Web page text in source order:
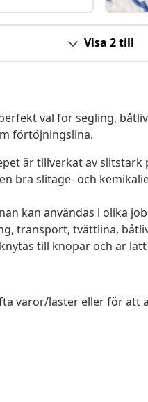
Visa 2 till
val för segling,
förtöjningslina.
är tillverkat av
bra slitage- och
kan användas i olika
transport, tvättlina,
till knopar och är
varor/laster eller för att